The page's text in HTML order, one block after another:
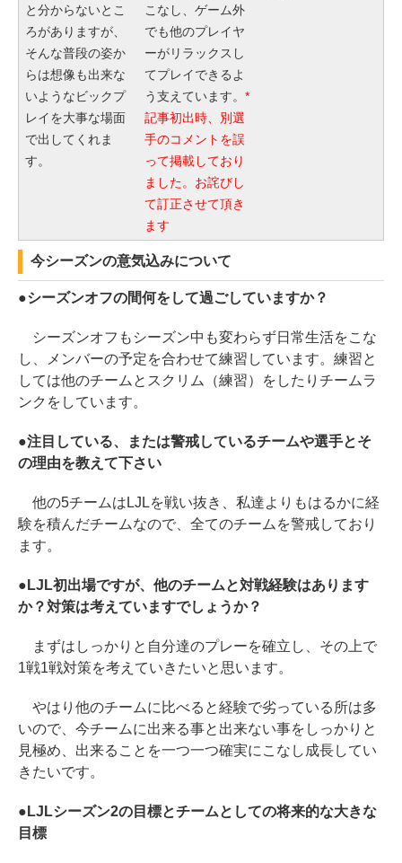
と分からないとこ
ろがありますが、
そんな普段の姿か
らは想像も出来な
いようなビックプ
レイを大事な場面
で出してくれま
す。
こなし、ゲーム外
でも他のプレイヤ
ーがリラックスし
てプレイできるよ
う支えています。*
記事初出時、別選
手のコメントを誤
って掲載しており
ました。お詫びし
て訂正させて頂き
ます
今シーズンの意気込みについて
●シーズンオフの間何をして過ごしていますか？
シーズンオフもシーズン中も変わらず日常生活をこな
し、メンバーの予定を合わせて練習しています。練習と
しては他のチームとスクリム（練習）をしたりチームラ
ンクをしています。
●注目している、または警戒しているチームや選手とそ
の理由を教えて下さい
他の5チームはLJLを戦い抜き、私達よりもはるかに経
験を積んだチームなので、全てのチームを警戒しており
ます。
●LJL初出場ですが、他のチームと対戦経験はあります
か？対策は考えていますでしょうか？
まずはしっかりと自分達のプレーを確立し、その上で
1戦1戦対策を考えていきたいと思います。
やはり他のチームに比べると経験で劣っている所は多
いので、今チームに出来る事と出来ない事をしっかりと
見極め、出来ることを一つ一つ確実にこなし成長してい
きたいです。
●LJLシーズン2の目標とチームとしての将来的な大きな
目標